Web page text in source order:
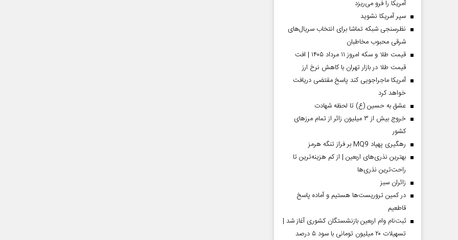
آمریکا را فرو می‌ریزد
سپر آمریکا نشوید
نظرسنجی شبکه تماشا برای انتخاب سریال‌های
شرقی محبوب مخاطبان
قیمت طلا و سکه امروز ۱۱ مرداد ۱۴۰۵ | افت
قیمت طلا در بازار تهران با کاهش نرخ ارز
آمریکا ماجراجویی کند پاسخ مقتضی دریافت
خواهد کرد
عشق به حسین (ع) تا لحظه شهادت
خروج بیش از ۳ میلیون زائر از تمام مرز‌های
کشور
رهگیری پهپاد MQ9 بر فراز تنگه هرمز
بهترین نذری‌های اربعین | از کم هزینه‌ترین تا
راحت‌ترین نذری‌ها
‌زائران سبز
در کمین تروریست‌ها هستیم و آماده پاسخ
قاطعیم
ثبت‌نام وام اربعین بازنشستگان کشوری آغاز شد |
تسهیلات ۲۰ میلیون تومانی با سود ۵ درصد